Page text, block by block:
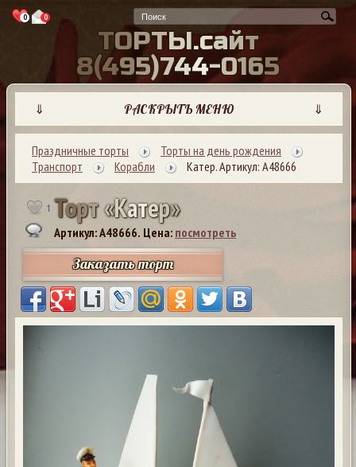
0 0
ТОРТЫ.сайт
8(495)744-0165
⇓ РАСКРЫТЬ МЕНЮ ⇓
Праздничные торты
Торты на день рождения
Транспорт
Корабли Катер. Артикул: А48666
1 Торт«Катер»
Артикул: A48666. Цена: посмотреть
Заказать торт